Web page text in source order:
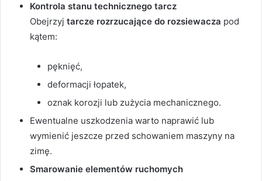
Kontrola stanu technicznego tarcz
Obejrzyj tarcze rozrzucające do rozsiewacza pod
kątem:
pęknięć,
deformacji łopatek,
oznak korozji lub zużycia mechanicznego.
Ewentualne uszkodzenia warto naprawić lub
wymienić jeszcze przed schowaniem maszyny na
zimę.
Smarowanie elementów ruchomych